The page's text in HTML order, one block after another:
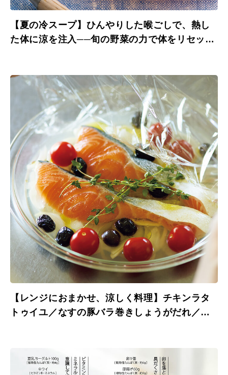
【夏の冷スープ】ひんやりした喉ごしで、熱し
た体に涼を注入──旬の野菜の力で体をリセッ
【レンジにおまかせ、涼しく料理】チキンラタ
トゥイユ／なすの豚バラ巻きしょうがだれ／サ